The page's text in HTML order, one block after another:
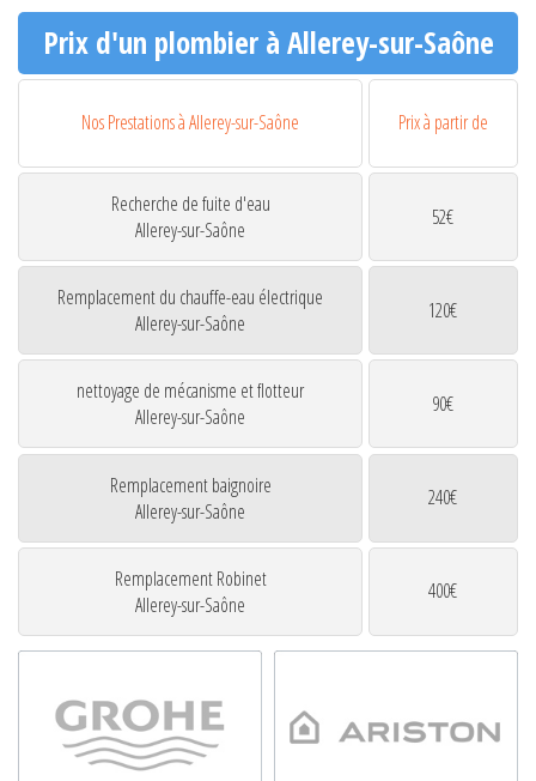
Prix d'un plombier à Allerey-sur-Saône
Nos Prestations à Allerey-sur-Saône Prix à partir de
Recherche de fuite d'eau
Allerey-sur-Saône
52€
Remplacement du chauffe-eau électrique
Allerey-sur-Saône
120€
nettoyage de mécanisme et flotteur
Allerey-sur-Saône
90€
Remplacement baignoire
Allerey-sur-Saône
240€
Remplacement Robinet
Allerey-sur-Saône
400€